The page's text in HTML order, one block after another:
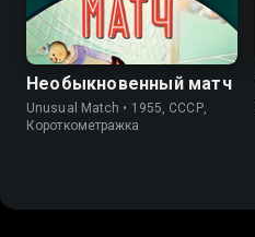
Необыкновенный матч
Unusual Match • 1955, СССР,
Короткометражка